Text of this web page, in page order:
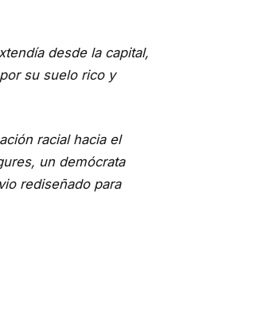
desde la capital,
su suelo rico y
racial hacia el
un demócrata
rediseñado para